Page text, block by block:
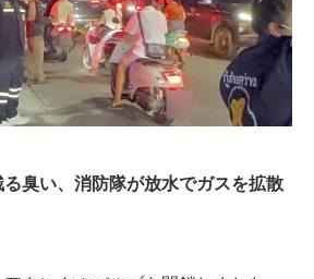
臭い、消防隊が放水でガスを拡散